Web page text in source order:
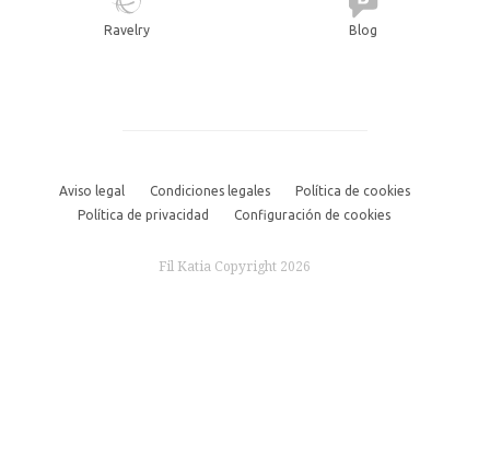
Ravelry Blog
Aviso legal Condiciones legales
Política de cookies
Política de privacidad
Configuración de cookies
Fil Katia Copyright 2026